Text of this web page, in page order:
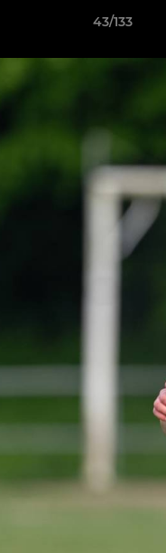
43/133